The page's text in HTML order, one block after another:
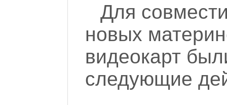
Для
новых
видеокарт
следующие